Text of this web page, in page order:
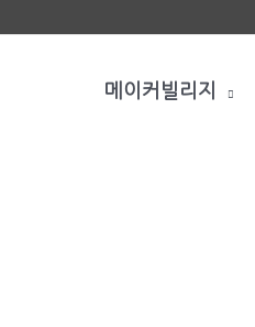
메이커빌리지